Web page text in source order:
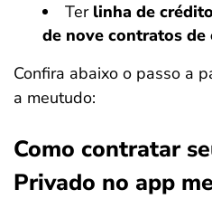
Ter linha de
de nove contratos
Confira abaixo o passo a
a meutudo:
Como contratar
Privado no app